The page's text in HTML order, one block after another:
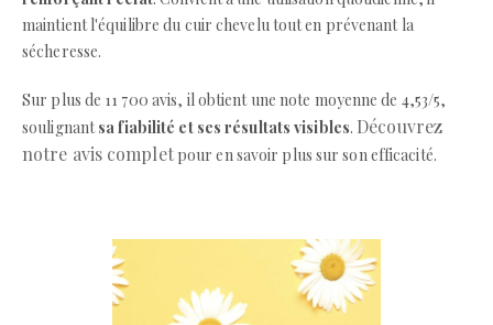
maintient l'équilibre du cuir chevelu tout en prévenant la
sécheresse.
Sur plus de 11 700 avis, il obtient une note moyenne de 4,53/5,
soulignantsa fiabilité et ses résultats visibles. Découvrez
notre avis completpour en savoir plus sur son efficacité.